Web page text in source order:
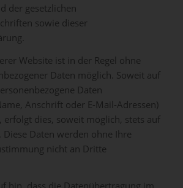
der gesetzlichen
sowie dieser
Website ist in der Regel ohne
Daten möglich. Soweit auf
Daten
Anschrift oder E-Mail-Adressen)
erfolgt dies, soweit möglich, stets auf
Daten werden ohne Ihre
nicht an Dritte